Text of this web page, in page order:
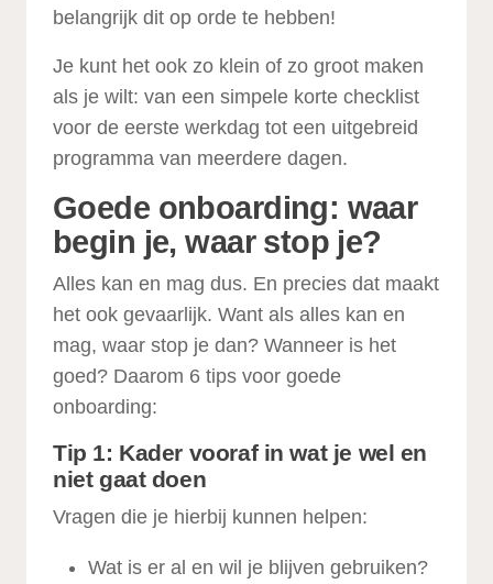
belangrijk dit op orde te hebben!
Je kunt het ook zo klein of zo groot maken
als je wilt: van een simpele korte checklist
voor de eerste werkdag tot een uitgebreid
programma van meerdere dagen.
Goede onboarding: waar
begin je, waar stop je?
Alles kan en mag dus. En precies dat maakt
het ook gevaarlijk. Want als alles kan en
mag, waar stop je dan? Wanneer is het
goed? Daarom 6 tips voor goede
onboarding:
Tip 1: Kader vooraf in wat je wel en
niet gaat doen
Vragen die je hierbij kunnen helpen:
Wat is er al en wil je blijven gebruiken?